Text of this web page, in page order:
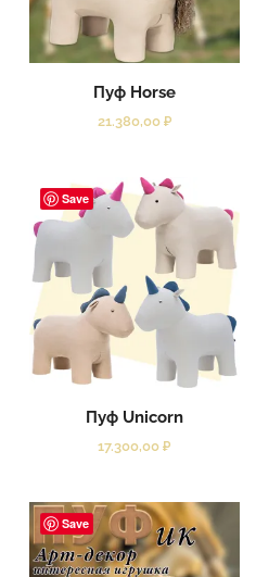
Пуф Horse
21.380,00 ₽
Save
Пуф Unicorn
17.300,00 ₽
Save